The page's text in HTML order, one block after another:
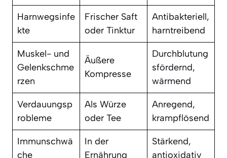
Harnwegsinfe
kte
Frischer Saft
oder Tinktur
Antibakteriell,
harntreibend
Muskel- und
Gelenkschme
rzen
Äußere
Kompresse
Durchblutung
sfördernd,
wärmend
Verdauungsp
robleme
Als Würze
oder Tee
Anregend,
krampflösend
Immunschwä
che
In der
Ernährung
Stärkend,
antioxidativ